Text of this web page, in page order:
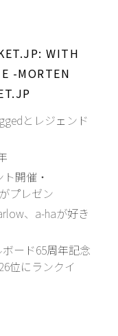
WITH
-MORTEN
とレジェンド
開催・
プレゼン
、a-haが好き
ボード65周年記念
位にランクイ